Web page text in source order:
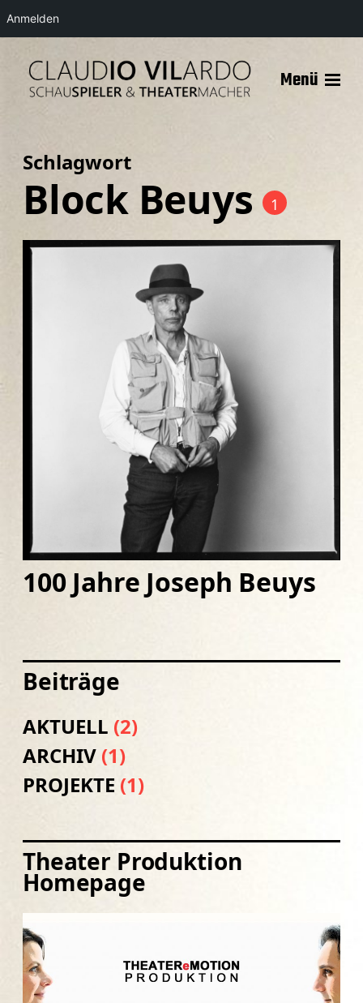
Anmelden
Menü
Schlagwort
Block Beuys 1
100 Jahre Joseph Beuys
Beiträge
AKTUELL (2)
ARCHIV (1)
PROJEKTE (1)
Theater Produktion
Homepage